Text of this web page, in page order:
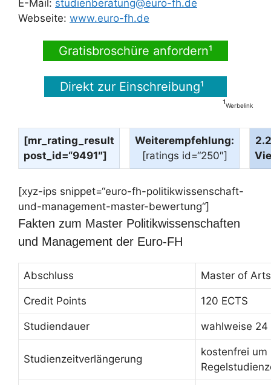
E-Mail: studienberatung@euro-fh.de
Webseite: www.euro-fh.de
Gratisbroschüre anfordern¹
Direkt zur Einschreibung¹
¹Werbelink
[mr_rating_result
post_id=“9491″]
Weiterempfehlung:
[ratings id=“250″]
[xyz-ips snippet=“euro-fh-politikwissenschaft-
und-management-master-bewertung“]
Fakten zum Master Politikwissenschaften
und Management der Euro-FH
Abschluss Master of
Credit Points 120 ECTS
Studiendauer wahlweise
Studienzeitverlängerung
kostenfrei um